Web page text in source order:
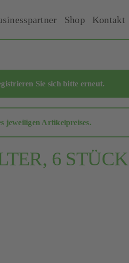
Shop Kontakt
Sie sich bitte erneut.
jeweiligen Artikelpreises.
6 STÜCK